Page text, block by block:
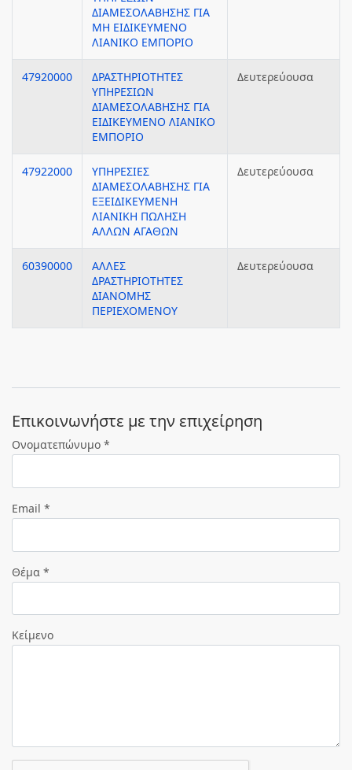
ΔΙΑΜΕΣΟΛΑΒΗΣΗΣ ΓΙΑ
ΜΗ ΕΙΔΙΚΕΥΜΕΝΟ
ΛΙΑΝΙΚΟ ΕΜΠΟΡΙΟ
47920000
ΔΡΑΣΤΗΡΙΟΤΗΤΕΣ
ΥΠΗΡΕΣΙΩΝ
ΔΙΑΜΕΣΟΛΑΒΗΣΗΣ ΓΙΑ
ΕΙΔΙΚΕΥΜΕΝΟ ΛΙΑΝΙΚΟ
ΕΜΠΟΡΙΟ
Δευτερεύουσα
47922000
ΥΠΗΡΕΣΙΕΣ
ΔΙΑΜΕΣΟΛΑΒΗΣΗΣ ΓΙΑ
ΕΞΕΙΔΙΚΕΥΜΕΝΗ
ΛΙΑΝΙΚΗ ΠΩΛΗΣΗ
ΑΛΛΩΝ ΑΓΑΘΩΝ
Δευτερεύουσα
60390000
ΑΛΛΕΣ
ΔΡΑΣΤΗΡΙΟΤΗΤΕΣ
ΔΙΑΝΟΜΗΣ
ΠΕΡΙΕΧΟΜΕΝΟΥ
Δευτερεύουσα
Eπικοινωνήστε με την επιχείρηση
Ονοματεπώνυμο *
Email *
Θέμα *
Κείμενο